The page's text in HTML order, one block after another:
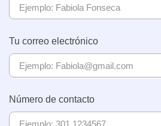
Tu correo electrónico
Número de contacto